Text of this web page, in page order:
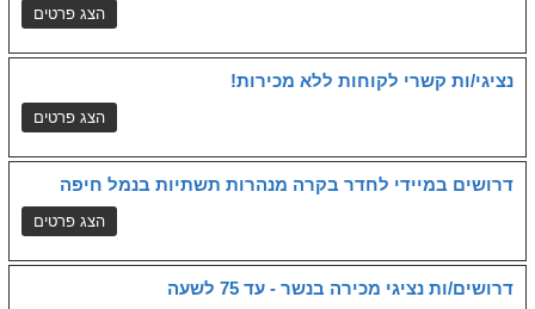
נציגי/ות קשרי לקוחות ללא מכירות!
דרושים במיידי לחדר בקרה מנהרות תשתיות בנמל חיפה
דרושים/ות נציגי מכירה בנשר - עד 75 לשעה